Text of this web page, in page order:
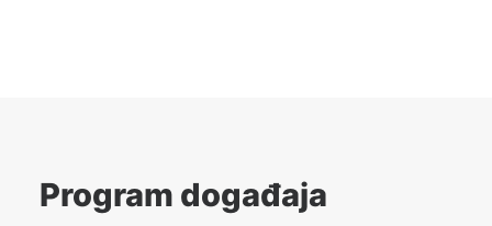
Program događaja